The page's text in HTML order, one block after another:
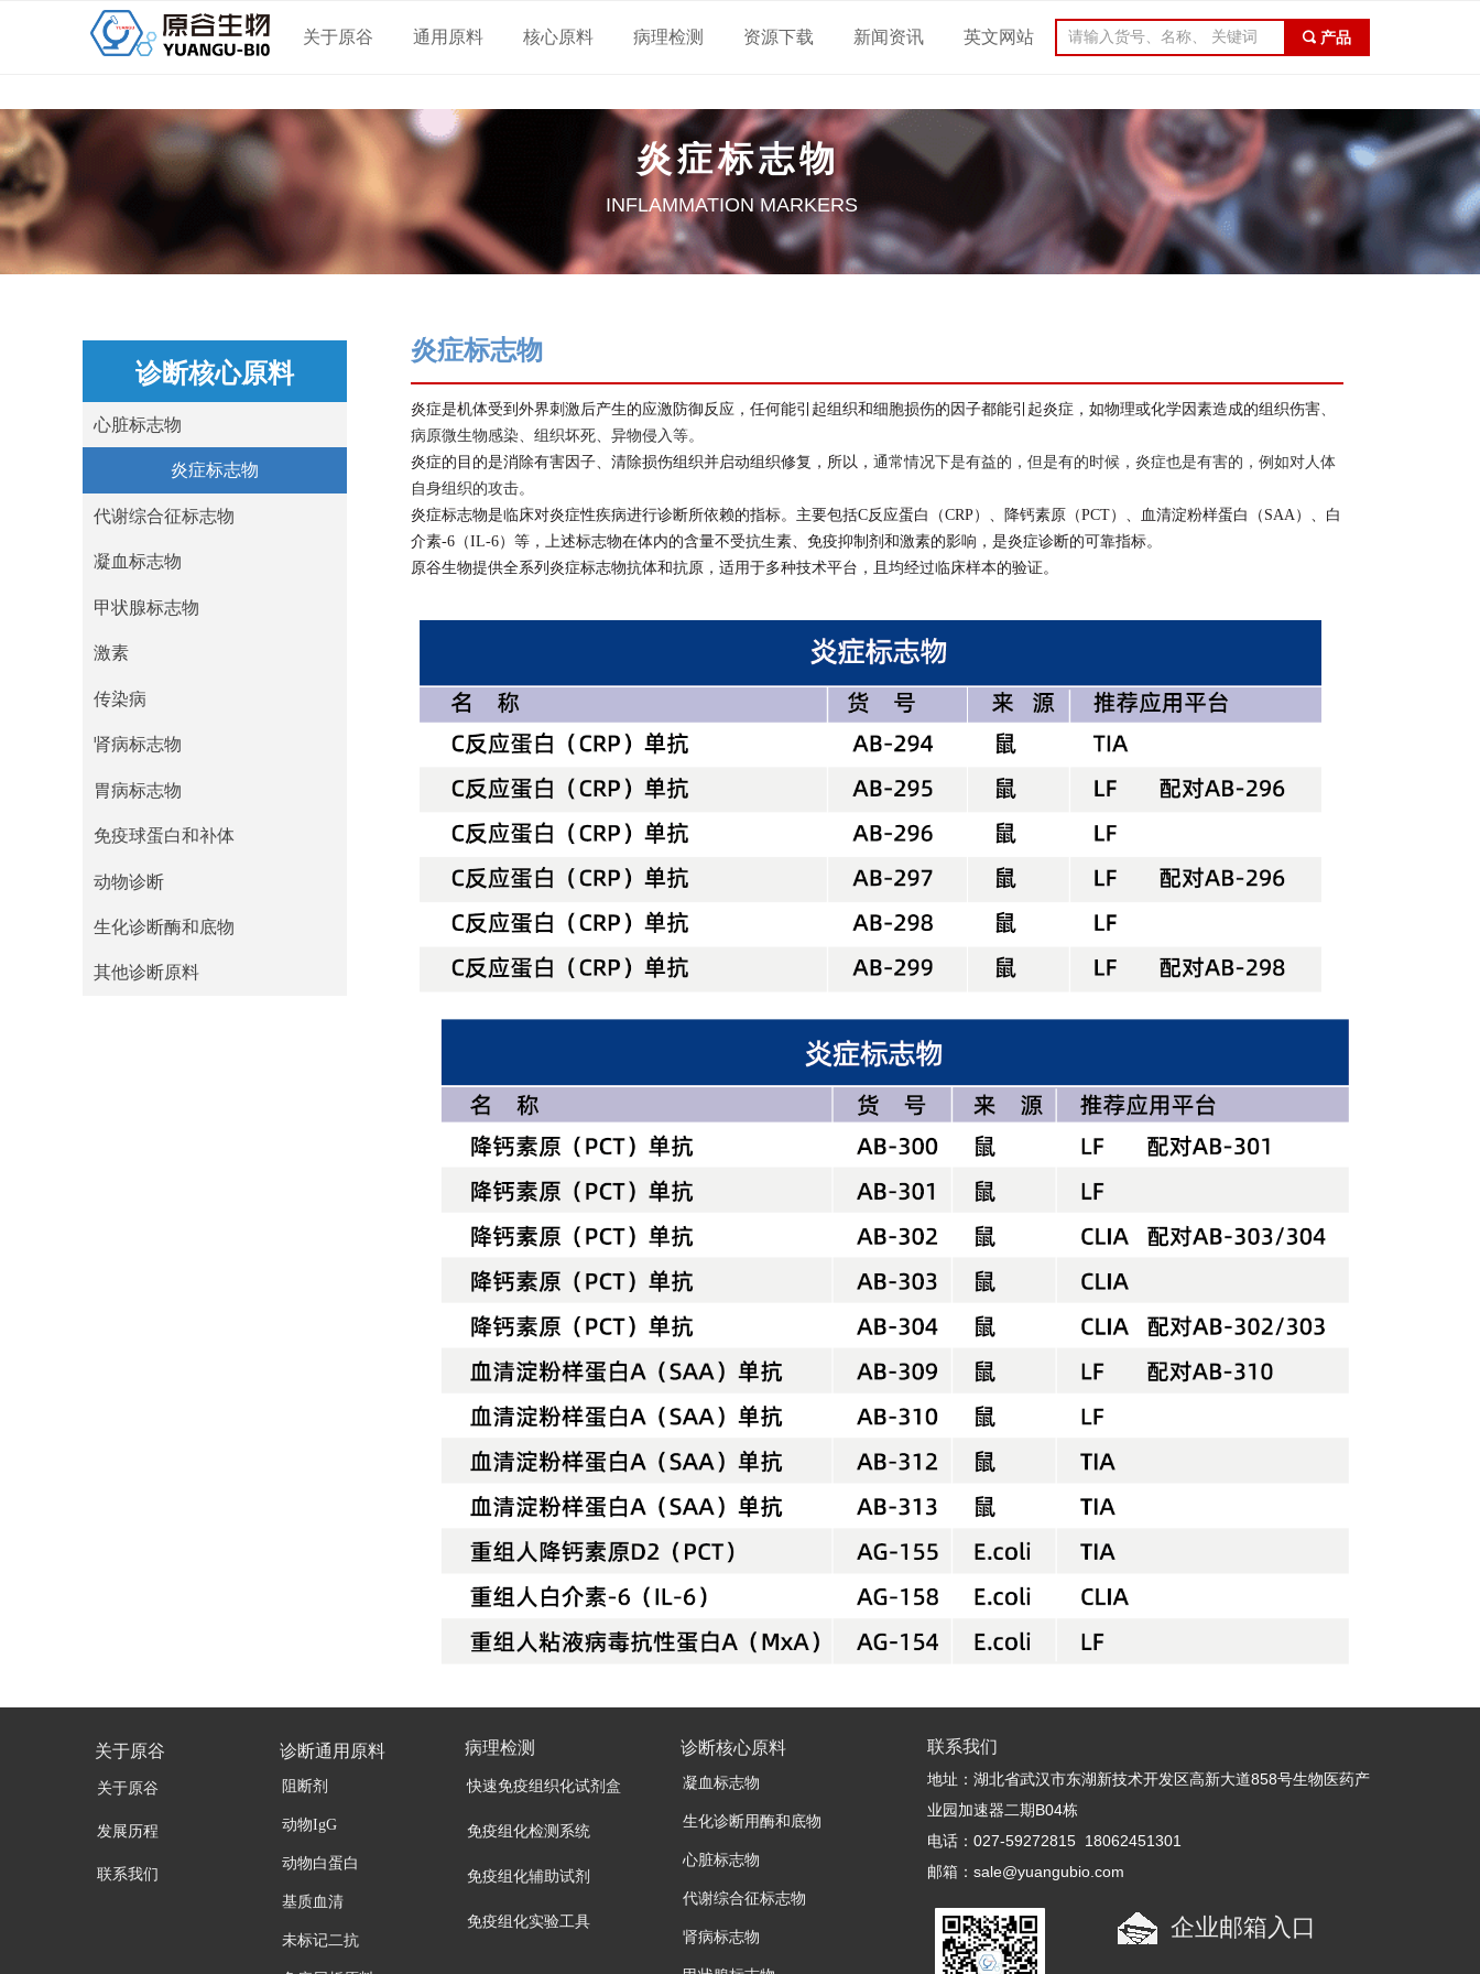
关于原谷 通用原料 核心原料 病理检测 资源下载 新闻资讯 英文网站 끠 产品
炎症标志物
炎症是机体受到外界刺激后产生的应激防御反应，任何能引起组织和细胞损伤的因子都能引起炎症，如物理或化学因素造成的组织伤害、
病原微生物感染、组织坏死、异物侵入等。
炎症的目的是消除有害因子、清除损伤组织并启动组织修复，所以， 通常情况下是有益的，但是有的时候，炎症也是有害的，例如对人体
自身组织的攻击。
炎症标志物是临床对炎症性疾病进行诊断所依赖的指标。主要包括C反应蛋白（CRP）、降钙素原（PCT）、血清淀粉样蛋白（SAA）、白
介素-6（IL-6）等，上述标志物在体内的含量不受抗生素、免疫抑制剂和激素的影响，是炎症诊断的可靠指标。
原谷生物提供全系列炎症标志物抗体和抗原，适用于多种技术平台，且均经过临床样本的验证。
炎症标志物
INFLAMMATION MARKERS
诊断核心原料
心脏标志物
心脏标志物炎症标志物
炎症标志物
代谢综合征标志物
代谢综合征标志物
凝血标志物
凝血标志物
甲状腺标志物
甲状腺标志物
激素
激素
传染病
传染病
肾病标志物
肾病标志物
胃病标志物
胃病标志物
免疫球蛋白和补体
免疫球蛋白和补体
动物诊断
动物诊断
生化诊断酶和底物
生化诊断酶和底物
其他诊断原料
联系我们
地址：湖北省武汉市东湖新技术开发区高新大道858号生物医药产
业园加速器二期B04栋
电话：027-59272815 18062451301
邮箱：sale@yuangubio.com
企业邮箱入口
关于原谷
关于原谷
发展历程
联系我们
诊断通用原料
阻断剂
动物IgG
动物白蛋白
基质血清
未标记二抗
病理检测
快速免疫组织化试剂盒
免疫组化检测系统
免疫组化辅助试剂
免疫组化实验工具
诊断核心原料
凝血标志物
生化诊断用酶和底物
心脏标志物
代谢综合征标志物
肾病标志物